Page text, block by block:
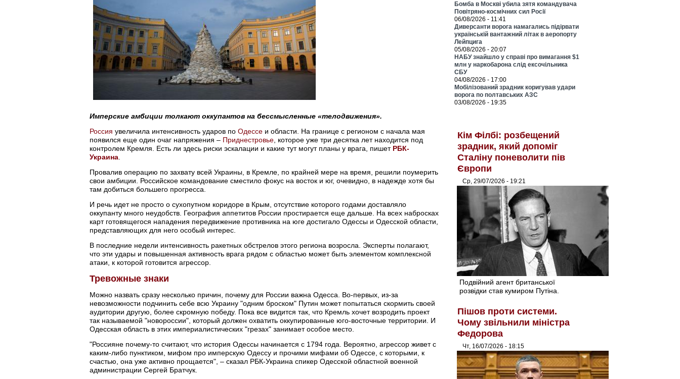
Имперские амбиции толкают оккупантов на бессмысленные «телодвижения».
Россия увеличила интенсивность ударов по Одессе и области. На границе с регионом с начала мая
появился еще один очаг напряжения – Приднестровье , которое уже три десятка лет находится под
контролем Кремля. Есть ли здесь риски эскалации и какие тут могут планы у врага, пишет РБК-
Украина
Провалив операцию по захвату всей Украины, в Кремле, по крайней мере на время, решили поумерить
свои амбиции. Российское командование сместило фокус на восток и юг, очевидно, в надежде хотя бы
там добиться большего прогресса.
И речь идет не просто о сухопутном коридоре в Крым, отсутствие которого годами доставляло
оккупанту много неудобств. География аппетитов России простирается еще дальше. На всех набросках
карт готовящегося нападения передвижение противника на юге достигало Одессы и Одесской области,
представляющих для него особый интерес.
В последние недели интенсивность ракетных обстрелов этого региона возросла. Эксперты полагают,
что эти удары и повышенная активность врага рядом с областью может быть элементом комплексной
атаки, к которой готовится агрессор.
Тревожные знаки
Можно назвать сразу несколько причин, почему для России важна Одесса. Во-первых, из-за
невозможности подчинить себе всю Украину "одним броском" Путин может попытаться скормить своей
аудитории другую, более скромную победу. Пока все видится так, что Кремль хочет возродить проект
так называемой "новороссии", который должен охватить оккупированные юго-восточные территории. И
Одесская область в этих империалистических "грезах" занимает особое место.
"Россияне почему-то считают, что история Одессы начинается с 1794 года. Вероятно, агрессор живет с
каким-либо пунктиком, мифом про имперскую Одессу и прочими мифами об Одессе, с которыми, к
счастью, она уже активно прощается", – сказал РБК-Украина спикер Одесской областной военной
администрации Сергей Братчук.
Бомба в Москві убила зятя командувача
Повітряно-космічних сил Росії
06/08/2026 - 11:41
Диверсанти ворога намагались підірвати
українській вантажний літак в аеропорту
Лейпцига
05/08/2026 - 20:07
НАБУ знайшло у справі про вимагання $1
млн у наркобарона слід ексочільника
СБУ
04/08/2026 - 17:00
Мобілізований зрадник коригував удари
ворога по полтавських АЗС
03/08/2026 - 19:35
Кім Філбі: розбещений
зрадник, який допоміг
Сталіну поневолити пів
Європи
Ср, 29/07/2026 - 19:21
Подвійний агент британської
розвідки став кумиром Путіна.
Пішов проти системи.
Чому звільнили міністра
Федорова
Чт, 16/07/2026 - 18:15